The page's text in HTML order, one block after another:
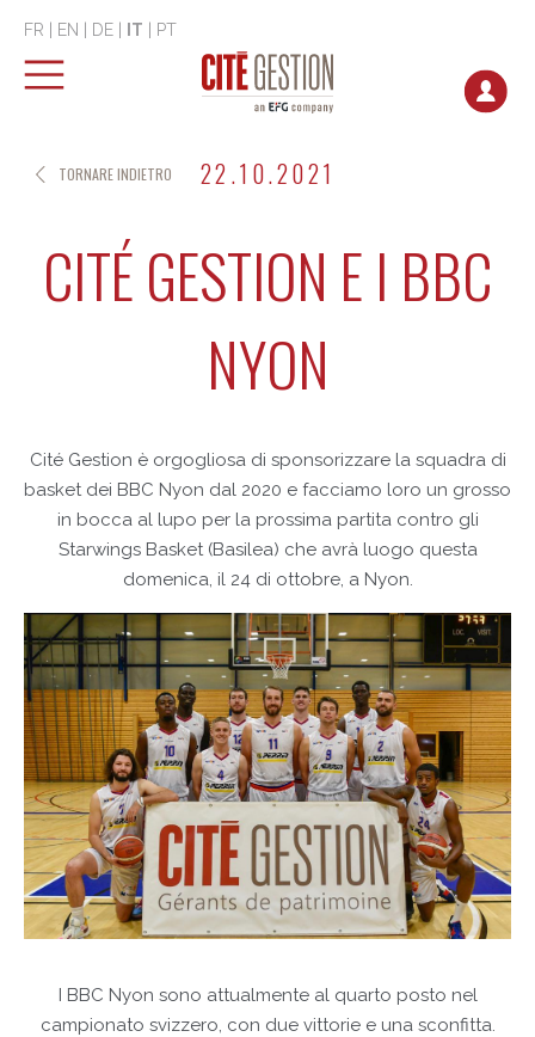
FR EN DE IT PT
22.10.2021
CITÉ GESTION E I BBC
NYON
Cité Gestion è orgogliosa di sponsorizzare la squadra di
basket dei BBC Nyon dal 2020 e facciamo loro un grosso
in bocca al lupo per la prossima partita contro gli
Starwings Basket (Basilea) che avrà luogo questa
domenica, il 24 di ottobre, a Nyon.
I BBC Nyon sono attualmente al quarto posto nel
campionato svizzero, con due vittorie e una sconfitta.
TORNARE INDIETRO